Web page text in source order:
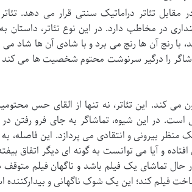
مقابل تئاتر دراماتیک سنتی قرار می دهد.
در مخاطب دارد. در این نوع تئاتر، داستان
با رنج آن ها رنج می برد و با شادی آن ها شاد
را درگیر سرنوشت محتوم شخصیت ها می کند
می کند. این تئاتر، نه تنها از القای حس
است. در این شیوه، تماشاگر به جای فرو رفتن در
منظر بیرونی و انتقادی می پردازد. این فاصله،
افتاده و آیا می توانست به گونه ای دیگر اتفاق
تماشای یک فیلم باشد و ناگهان فیلم
فیلم کند؛ این یک شوک ناگهانی و